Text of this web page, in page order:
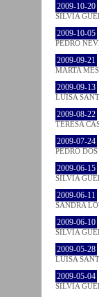
2009-10-20
SÍLVIA
2009-10-05
PEDRO
2009-09-21
MARTA
2009-09-13
LUÍSA
2009-08-22
TERESA
2009-07-24
PEDRO
2009-06-15
SÍLVIA
2009-06-11
SANDRA
2009-06-10
SÍLVIA
2009-05-28
LUÍSA
2009-05-04
SÍLVIA